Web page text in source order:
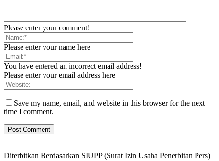
Please enter your comment!
Please enter your name here
You have entered an incorrect email address!
Please enter your email address here
Save my name, email, and website in this browser for the next
time I comment.
Diterbitkan Berdasarkan SIUPP (Surat Izin Usaha Penerbitan Pers)